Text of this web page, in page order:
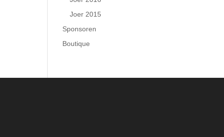
Joer 2015
Sponsoren
Boutique